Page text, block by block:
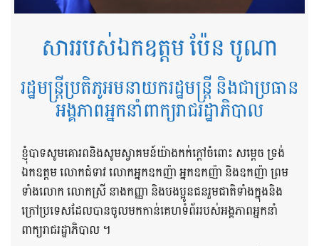
សាររបស់ឯកឧត្តម ប៉ែន បូណា
រដ្ឋមន្ត្រីប្រតិភូអមនាយករដ្ឋមន្ត្រី និងជាប្រធាន
អង្គភាពអ្នកនាំពាក្យរាជរដ្ឋាភិបាល
ខ្ញុំបាទសូមគោរពនិងសូមស្វាគមន៍យ៉ាងកក់ក្តៅចំពោះ សម្តេច ទ្រង់
ឯកឧត្តម លោកជំទាវ លោកអ្នកឧកញ៉ា អ្នកឧកញ៉ា និងឧកញ៉ា ព្រម
ទាំងលោក លោកស្រី នាងកញ្ញា និងបងប្អូនជនរួមជាតិទាំងក្នុងនិង
ក្រៅប្រទេសដែលបានចូលមកកាន់គេហទំព័ររបស់អង្គភាពអ្នកនាំ
ពាក្យរាជរដ្ឋាភិបាល ។